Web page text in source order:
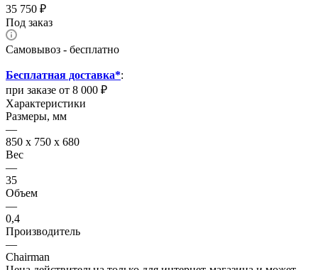
35 750 ₽
Под заказ
Самовывоз - бесплатно
Бесплатная доставка*:
при заказе от 8 000 ₽
Характеристики
Размеры, мм
—
850 х 750 х 680
Вес
—
35
Объем
—
0,4
Производитель
—
Chairman